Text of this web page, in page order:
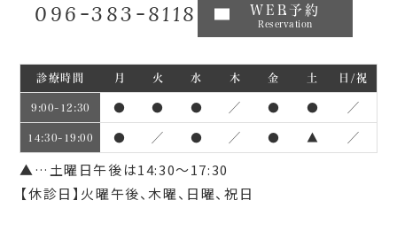
096-383-8118 WEB予約
Reservation
診療時間 月 火 水 木 金 土 日/祝
9:00~12:30 ● ● ● ／ ● ● ／
14:30~19:00 ● ／ ● ／ ● ▲ ／
▲…土曜日午後は14:30～17:30
【休診日】火曜午後、木曜、日曜、祝日